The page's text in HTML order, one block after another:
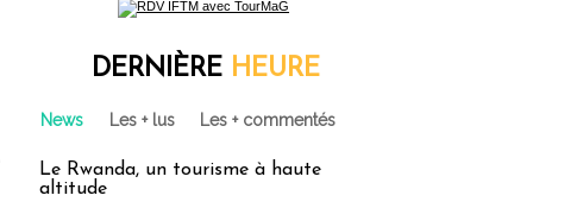
DERNIÈRE HEURE
News Les + lus Les + commentés
Le Rwanda, un tourisme à haute
altitude